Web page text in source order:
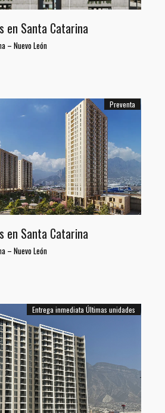
en Santa Catarina
– Nuevo León
Preventa
en Santa Catarina
– Nuevo León
Entrega inmediataÚltimas unidades